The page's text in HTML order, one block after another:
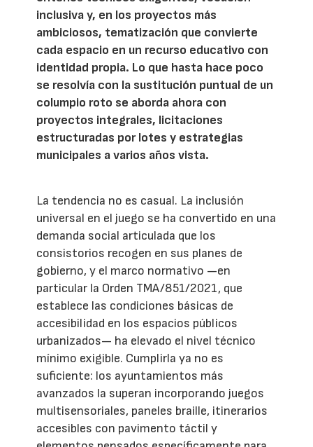
inclusiva y, en los proyectos más
ambiciosos, tematización que convierte
cada espacio en un recurso educativo con
identidad propia. Lo que hasta hace poco
se resolvía con la sustitución puntual de un
columpio roto se aborda ahora con
proyectos integrales, licitaciones
estructuradas por lotes y estrategias
municipales a varios años vista.
La tendencia no es casual. La inclusión
universal en el juego se ha convertido en una
demanda social articulada que los
consistorios recogen en sus planes de
gobierno, y el marco normativo —en
particular la Orden TMA/851/2021, que
establece las condiciones básicas de
accesibilidad en los espacios públicos
urbanizados— ha elevado el nivel técnico
mínimo exigible. Cumplirla ya no es
suficiente: los ayuntamientos más
avanzados la superan incorporando juegos
multisensoriales, paneles braille, itinerarios
accesibles con pavimento táctil y